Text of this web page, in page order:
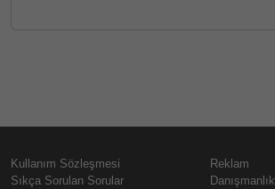
Kullanım Sözleşmesi
Sıkça Sorulan Sorular
Reklam
Danışmanlık